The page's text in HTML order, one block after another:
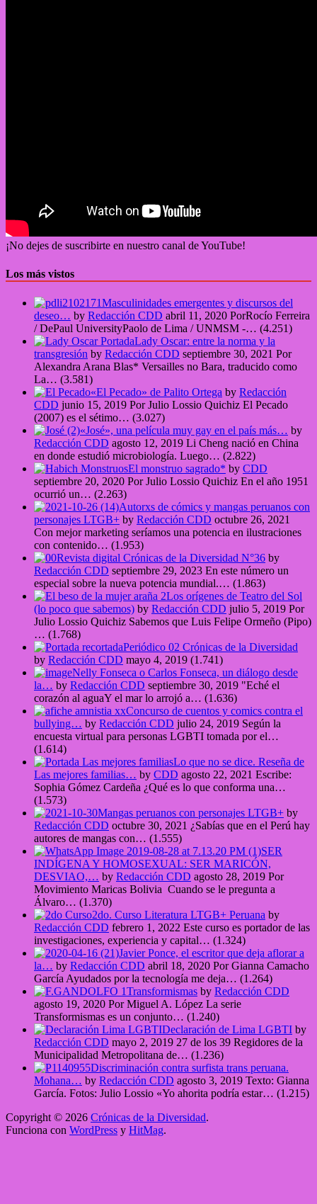
¡No dejes de suscribirte en nuestro canal de YouTube!
Los más vistos
Masculinidades emergentes y discursos del
deseo… by Redacción CDD abril 11, 2020 PorRocío Ferreira
/ DePaul UniversityPaolo de Lima / UNMSM -… (4.251)
Lady Oscar: entre la norma y la
transgresión by Redacción CDD septiembre 30, 2021 Por
Alexandra Arana Blas* Versailles no Bara, traducido como
La… (3.581)
«El Pecado» de Palito Ortega by Redacción
CDD junio 15, 2019 Por Julio Lossio Quichiz El Pecado
(2007) es el sétimo… (3.027)
«José», una película muy gay en el país más… by
Redacción CDD agosto 12, 2019 Li Cheng nació en China
en donde estudió microbiología. Luego… (2.822)
El monstruo sagrado* by CDD
septiembre 20, 2020 Por Julio Lossio Quichiz En el año 1951
ocurrió un… (2.263)
Autorxs de cómics y mangas peruanos con
personajes LTGB+ by Redacción CDD octubre 26, 2021
Con mejor marketing seríamos una potencia en ilustraciones
con contenido… (1.953)
Revista digital Crónicas de la Diversidad N°36 by
Redacción CDD septiembre 29, 2023 En este número un
especial sobre la nueva potencia mundial.… (1.863)
Los orígenes de Teatro del Sol
(lo poco que sabemos) by Redacción CDD julio 5, 2019 Por
Julio Lossio Quichiz Sabemos que Luis Felipe Ormeño (Pipo)
… (1.768)
Periódico 02 Crónicas de la Diversidad
by Redacción CDD mayo 4, 2019 (1.741)
Nelly Fonseca o Carlos Fonseca, un diálogo desde
la… by Redacción CDD septiembre 30, 2019 "Eché el
corazón al aguaY el mar lo arrojó a… (1.636)
Concurso de cuentos y comics contra el
bullying… by Redacción CDD julio 24, 2019 Según la
encuesta virtual para personas LGBTI tomada por el…
(1.614)
Lo que no se dice. Reseña de
Las mejores familias… by CDD agosto 22, 2021 Escribe:
Sophia Gómez Cardeña ¿Qué es lo que conforma una…
(1.573)
Mangas peruanos con personajes LTGB+ by
Redacción CDD octubre 30, 2021 ¿Sabías que en el Perú hay
autores de mangas con… (1.555)
SER
INDÍGENA Y HOMOSEXUAL: SER MARICÓN,
DESVIAO,… by Redacción CDD agosto 28, 2019 Por
Movimiento Maricas Bolivia Cuando se le pregunta a
Álvaro… (1.370)
2do. Curso Literatura LTGB+ Peruana by
Redacción CDD febrero 1, 2022 Este curso es portador de las
investigaciones, experiencia y capital… (1.324)
Javier Ponce, el escritor que deja aflorar a
la… by Redacción CDD abril 18, 2020 Por Gianna Camacho
García Ayudados por la tecnología me deja… (1.264)
Transformismas by Redacción CDD
agosto 19, 2020 Por Miguel A. López La serie
Transformismas es un conjunto… (1.240)
Declaración de Lima LGBTI by
Redacción CDD mayo 2, 2019 27 de los 39 Regidores de la
Municipalidad Metropolitana de… (1.236)
Discriminación contra surfista trans peruana.
Mohana… by Redacción CDD agosto 3, 2019 Texto: Gianna
García. Fotos: Julio Lossio «Yo ahorita podría estar… (1.215)
Copyright © 2026 Crónicas de la Diversidad.
Funciona con WordPress y HitMag.